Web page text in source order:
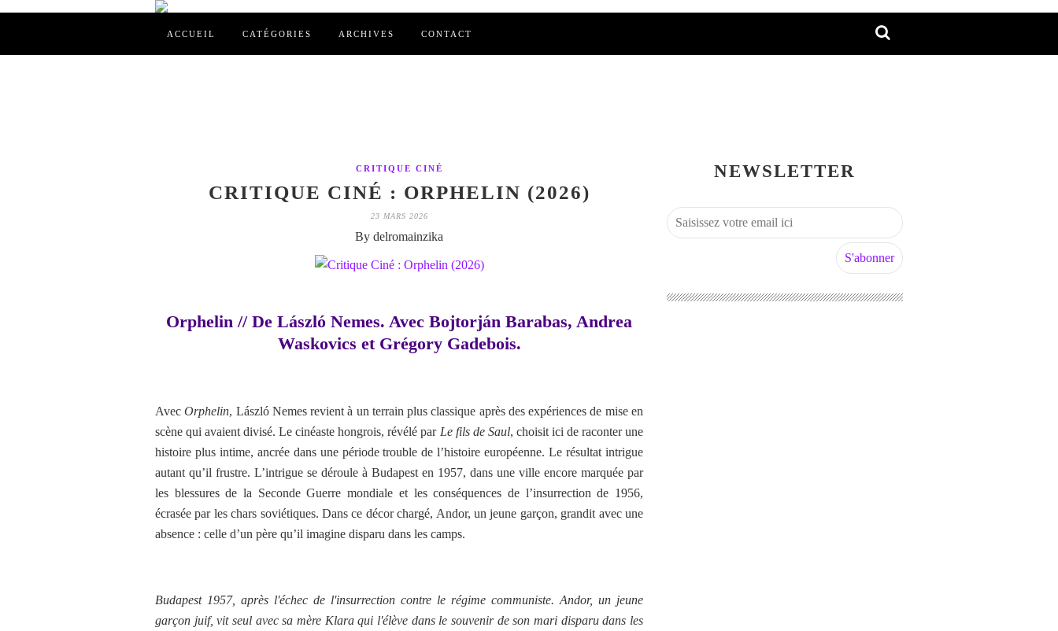
ACCUEIL CATÉGORIES ARCHIVES CONTACT
CRITIQUE CINÉ
CRITIQUE CINÉ : ORPHELIN (2026)
23 MARS 2026
By delromainzika
Orphelin // De László Nemes. Avec Bojtorján Barabas, Andrea
Waskovics et Grégory Gadebois.
AvecOrphelin, László Nemes revient à un terrain plus classique après des expériences de mise en
scène qui avaient divisé. Le cinéaste hongrois, révélé par Le fils de Saul, choisit ici de raconter une
histoire plus intime, ancrée dans une période trouble de l’histoire européenne. Le résultat intrigue
autant qu’il frustre. L’intrigue se déroule à Budapest en 1957, dans une ville encore marquée par
les blessures de la Seconde Guerre mondiale et les conséquences de l’insurrection de 1956,
écrasée par les chars soviétiques. Dans ce décor chargé, Andor, un jeune garçon, grandit avec une
absence : celle d’un père qu’il imagine disparu dans les camps.
Budapest 1957, après l'échec de l'insurrection contre le régime communiste. Andor, un jeune
garçon juif, vit seul avec sa mère Klara qui l'élève dans le souvenir de son mari disparu dans les
NEWSLETTER